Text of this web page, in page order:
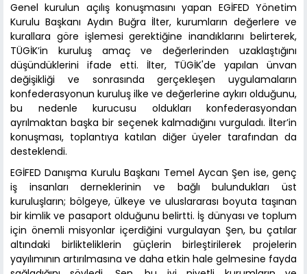
Genel kurulun açılış konuşmasını yapan EGİFED Yönetim
Kurulu Başkanı Aydın Buğra İlter, kurumların değerlere ve
kurallara göre işlemesi gerektiğine inandıklarını belirterek,
TÜGİK’in kuruluş amaç ve değerlerinden uzaklaştığını
düşündüklerini ifade etti. İlter, TÜGİK'de yapılan ünvan
değişikliği ve sonrasında gerçekleşen uygulamaların
konfederasyonun kuruluş ilke ve değerlerine aykırı olduğunu,
bu nedenle kurucusu oldukları konfederasyondan
ayrılmaktan başka bir seçenek kalmadığını vurguladı. İlter’in
konuşması, toplantıya katılan diğer üyeler tarafından da
desteklendi.
EGİFED Danışma Kurulu Başkanı Temel Aycan Şen ise, genç
iş insanları derneklerinin ve bağlı bulundukları üst
kuruluşların; bölgeye, ülkeye ve uluslararası boyuta taşınan
bir kimlik ve pasaport olduğunu belirtti. İş dünyası ve toplum
için önemli misyonlar içerdiğini vurgulayan Şen, bu çatılar
altındaki birlikteliklerin güçlerin birleştirilerek projelerin
yayılımının artırılmasına ve daha etkin hale gelmesine fayda